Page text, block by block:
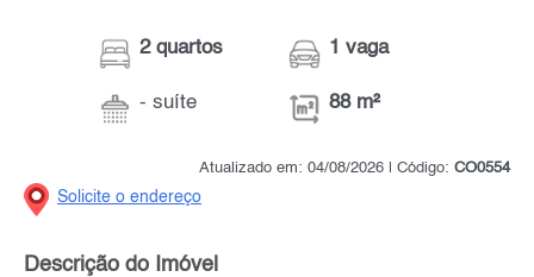
2 quartos
- suíte
1 vaga
88 m²
Atualizado em: 04/08/2026 | Código: CO0554
Solicite o endereço
Descrição do Imóvel